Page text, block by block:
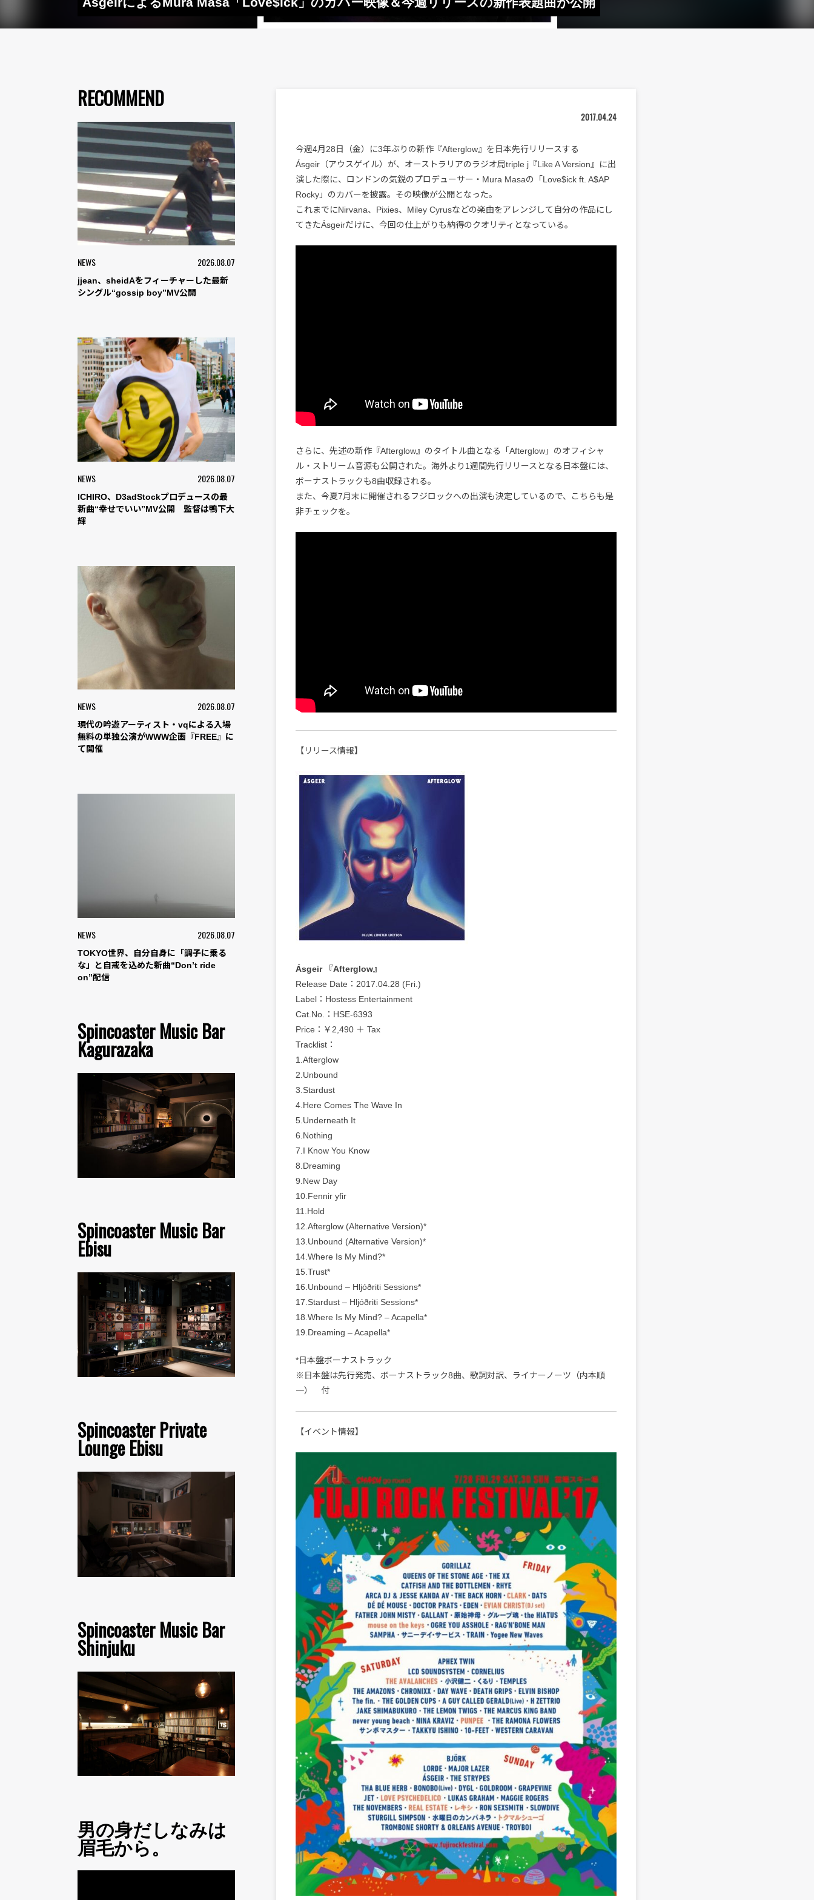
RECOMMEND
NEWS 2026.08.07
jjean、sheidAをフィーチャーした最新
シングル“gossip boy”MV公開
NEWS 2026.08.07
ICHIRO、D3adStockプロデュースの最
新曲“幸せでいい”MV公開 監督は鴨下大
輝
NEWS 2026.08.07
現代の吟遊アーティスト・vqによる入場
無料の単独公演がWWW企画『FREE』に
て開催
NEWS 2026.08.07
TOKYO世界、自分自身に「調子に乗る
な」と自戒を込めた新曲“Don’t ride
on”配信
Spincoaster Music Bar
Kagurazaka
Spincoaster Music Bar
Ebisu
Spincoaster Private
Lounge Ebisu
Spincoaster Music Bar
Shinjuku
男の身だしなみは
眉毛から。
2017.04.24
今週4月28日（金）に3年ぶりの新作『Afterglow』を日本先行リリースする
Ásgeir（アウスゲイル）が、オーストラリアのラジオ局triple j『Like A Version』に出
演した際に、ロンドンの気鋭のプロデューサー・Mura Masaの「Love$ick ft. A$AP
Rocky」のカバーを披露。その映像が公開となった。
これまでにNirvana、Pixies、Miley Cyrusなどの楽曲をアレンジして自分の作品にし
てきたÁsgeirだけに、今回の仕上がりも納得のクオリティとなっている。
さらに、先述の新作『Afterglow』のタイトル曲となる「Afterglow」のオフィシャ
ル・ストリーム音源も公開された。海外より1週間先行リリースとなる日本盤には、
ボーナストラックも8曲収録される。
また、今夏7月末に開催されるフジロックへの出演も決定しているので、こちらも是
非チェックを。
【リリース情報】
Ásgeir 『Afterglow』
Release Date：2017.04.28 (Fri.)
Label：Hostess Entertainment
Cat.No.：HSE-6393
Price：￥2,490 ＋ Tax
Tracklist：
1.Afterglow
2.Unbound
3.Stardust
4.Here Comes The Wave In
5.Underneath It
6.Nothing
7.I Know You Know
8.Dreaming
9.New Day
10.Fennir yfir
11.Hold
12.Afterglow (Alternative Version)*
13.Unbound (Alternative Version)*
14.Where Is My Mind?*
15.Trust*
16.Unbound – Hljóðriti Sessions*
17.Stardust – Hljóðriti Sessions*
18.Where Is My Mind? – Acapella*
19.Dreaming – Acapella*
*日本盤ボーナストラック
※日本盤は先行発売、ボーナストラック8曲、歌詞対訳、ライナーノーツ（内本順
一） 付
【イベント情報】